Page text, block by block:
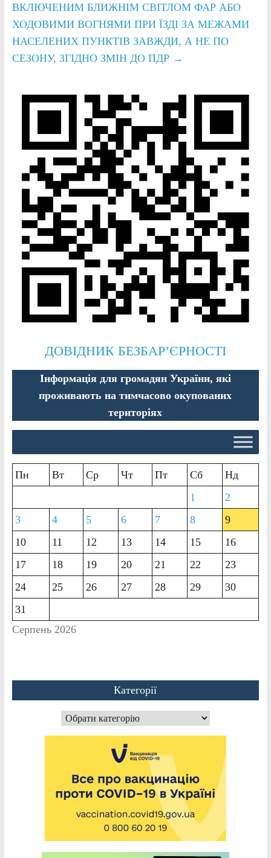
ВКЛЮЧЕНИМ БЛИЖНІМ СВІТЛОМ ФАР АБО
ХОДОВИМИ ВОГНЯМИ ПРИ ЇЗДІ ЗА МЕЖАМИ
НАСЕЛЕНИХ ПУНКТІВ ЗАВЖДИ, А НЕ ПО
СЕЗОНУ, ЗГІДНО ЗМІН ДО ПДР →
ДОВІДНИК БЕЗБАР’ЄРНОСТІ
Інформація для громадян України, які
проживають на тимчасово окупованих
територіях
Серпень 2026
Пн Вт Ср Чт Пт Сб
Нд
1
2
3
4 5 6 7 8
9
10
11 12 13 14 15
16
17
18 19 20 21 22
23
24
25 26 27 28 29
30
31
Категорії
Категорії